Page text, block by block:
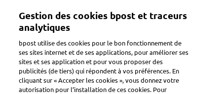
contenu
Toggle navigation
Envoyer des recommandés
Gestion des cookies bpost et traceurs
analytiques
bpost utilise des cookies pour le bon fonctionnement de
ses sites internet et de ses applications, pour améliorer ses
sites et ses application et pour vous proposer des
publicités (de tiers) qui répondent à vos préférences. En
cliquant sur « Accepter les cookies », vous donnez votre
autorisation pour l’installation de ces cookies. Pour